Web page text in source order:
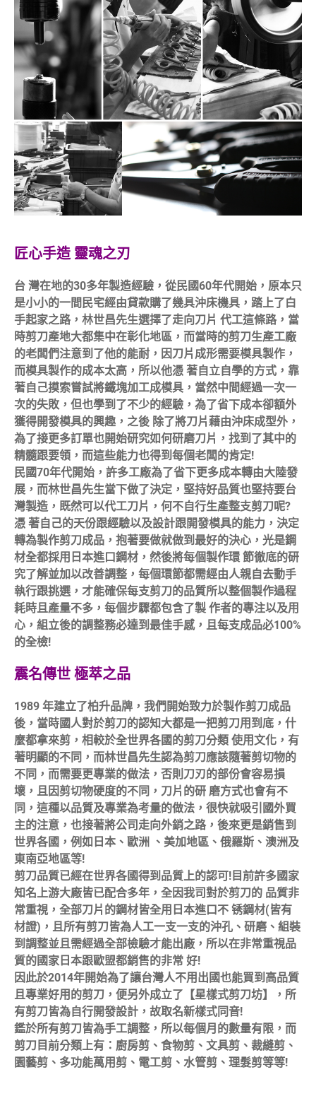
匠心手造 靈魂之刃
台 灣在地的30多年製造經驗，從民國60年代開始，原本只
是小小的一間民宅經由貸款購了幾具沖床機具，踏上了白
手起家之路，林世昌先生選擇了走向刀片 代工這條路，當
時剪刀產地大都集中在彰化地區，而當時的剪刀生產工廠
的老闆們注意到了他的能耐，因刀片成形需要模具製作，
而模具製作的成本太高，所以他憑 著自立自學的方式，靠
著自己摸索嘗試將鐵塊加工成模具，當然中間經過一次一
次的失敗，但也學到了不少的經驗，為了省下成本卻額外
獲得開發模具的興趣，之後 除了將刀片藉由沖床成型外，
為了接更多訂單也開始研究如何研磨刀片，找到了其中的
精髓跟要領，而這些能力也得到每個老闆的肯定!
民國70年代開始，許多工廠為了省下更多成本轉由大陸發
展，而林世昌先生當下做了決定，堅持好品質也堅持要台
灣製造，既然可以代工刀片，何不自行生產整支剪刀呢?
憑 著自己的天份跟經驗以及設計跟開發模具的能力，決定
轉為製作剪刀成品，抱著要做就做到最好的決心，光是鋼
材全都採用日本進口鋼材，然後將每個製作環 節徹底的研
究了解並加以改善調整，每個環節都需經由人親自去動手
執行跟挑選，才能確保每支剪刀的品質所以整個製作過程
耗時且產量不多，每個步驟都包含了製 作者的專注以及用
心，組立後的調整務必達到最佳手感，且每支成品必100%
的全檢!
震名傳世 極萃之品
1989 年建立了柏升品牌，我們開始致力於製作剪刀成品
後，當時國人對於剪刀的認知大都是一把剪刀用到底，什
麼都拿來剪，相較於全世界各國的剪刀分類 使用文化，有
著明顯的不同，而林世昌先生認為剪刀應該隨著剪切物的
不同，而需要更專業的做法，否則刀刃的部份會容易損
壞，且因剪切物硬度的不同，刀片的研 磨方式也會有不
同，這種以品質及專業為考量的做法，很快就吸引國外買
主的注意，也接著將公司走向外銷之路，後來更是銷售到
世界各國，例如日本、歐洲 、美加地區、俄羅斯、澳洲及
東南亞地區等!
剪刀品質已經在世界各國得到品質上的認可!目前許多國家
知名上游大廠皆已配合多年，全因我司對於剪刀的 品質非
常重視，全部刀片的鋼材皆全用日本進口不 锈鋼材(皆有
材證)，且所有剪刀皆為人工一支一支的沖孔、研磨、組裝
到調整並且需經過全部檢驗才能出廠，所以在非常重視品
質的國家日本跟歐盟都銷售的非常 好!
因此於2014年開始為了讓台灣人不用出國也能買到高品質
且專業好用的剪刀，便另外成立了【星樣式剪刀坊】，所
有剪刀皆為自行開發設計，故取名新樣式同音!
鑑於所有剪刀皆為手工調整，所以每個月的數量有限，而
剪刀目前分類上有：廚房剪、食物剪、文具剪、裁縫剪、
園藝剪、多功能萬用剪、電工剪、水管剪、理髮剪等等!